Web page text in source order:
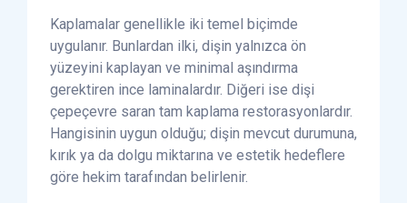
Kaplamalar genellikle iki temel biçimde
uygulanır. Bunlardan ilki, dişin yalnızca ön
yüzeyini kaplayan ve minimal aşındırma
gerektiren ince laminalardır. Diğeri ise dişi
çepeçevre saran tam kaplama restorasyonlardır.
Hangisinin uygun olduğu; dişin mevcut durumuna,
kırık ya da dolgu miktarına ve estetik hedeflere
göre hekim tarafından belirlenir.